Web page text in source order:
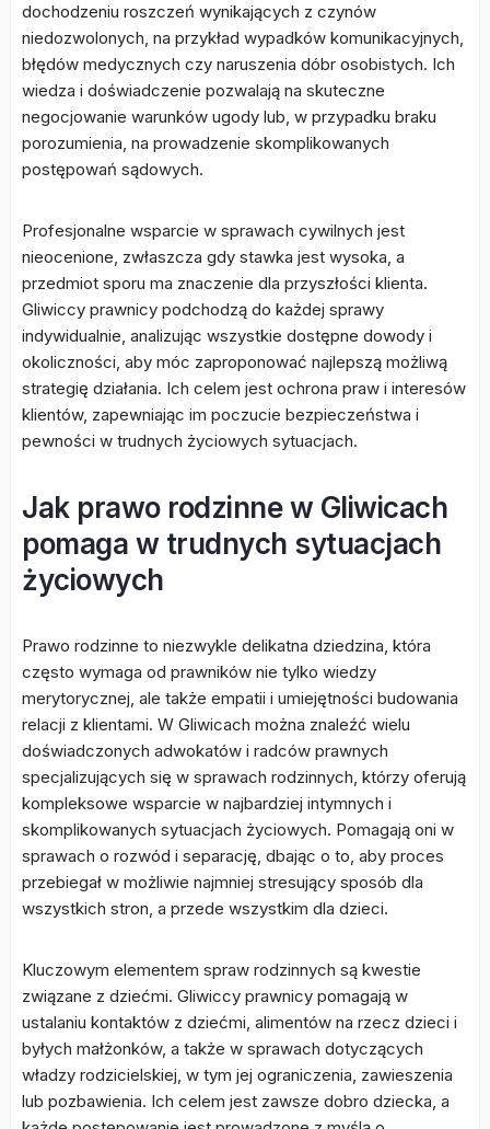
dochodzeniu roszczeń wynikających z czynów
niedozwolonych, na przykład wypadków komunikacyjnych,
błędów medycznych czy naruszenia dóbr osobistych. Ich
wiedza i doświadczenie pozwalają na skuteczne
negocjowanie warunków ugody lub, w przypadku braku
porozumienia, na prowadzenie skomplikowanych
postępowań sądowych.
Profesjonalne wsparcie w sprawach cywilnych jest
nieocenione, zwłaszcza gdy stawka jest wysoka, a
przedmiot sporu ma znaczenie dla przyszłości klienta.
Gliwiccy prawnicy podchodzą do każdej sprawy
indywidualnie, analizując wszystkie dostępne dowody i
okoliczności, aby móc zaproponować najlepszą możliwą
strategię działania. Ich celem jest ochrona praw i interesów
klientów, zapewniając im poczucie bezpieczeństwa i
pewności w trudnych życiowych sytuacjach.
Jak prawo rodzinne w Gliwicach
pomaga w trudnych sytuacjach
życiowych
Prawo rodzinne to niezwykle delikatna dziedzina, która
często wymaga od prawników nie tylko wiedzy
merytorycznej, ale także empatii i umiejętności budowania
relacji z klientami. W Gliwicach można znaleźć wielu
doświadczonych adwokatów i radców prawnych
specjalizujących się w sprawach rodzinnych, którzy oferują
kompleksowe wsparcie w najbardziej intymnych i
skomplikowanych sytuacjach życiowych. Pomagają oni w
sprawach o rozwód i separację, dbając o to, aby proces
przebiegał w możliwie najmniej stresujący sposób dla
wszystkich stron, a przede wszystkim dla dzieci.
Kluczowym elementem spraw rodzinnych są kwestie
związane z dziećmi. Gliwiccy prawnicy pomagają w
ustalaniu kontaktów z dziećmi, alimentów na rzecz dzieci i
byłych małżonków, a także w sprawach dotyczących
władzy rodzicielskiej, w tym jej ograniczenia, zawieszenia
lub pozbawienia. Ich celem jest zawsze dobro dziecka, a